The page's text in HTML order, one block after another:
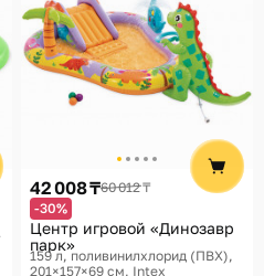
42 008 ₸60 012 ₸
-30%
Центр игровой «Динозавр
парк»
159 л, поливинилхлорид (ПВХ),
201×157×69 см Intex